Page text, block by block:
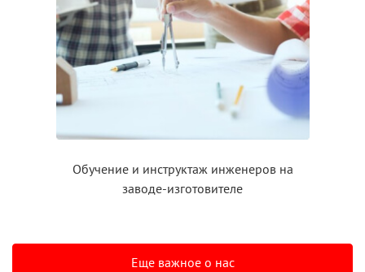
Обучение и инструктажинженеров на
заводе-изготовителе
Еще важное о нас